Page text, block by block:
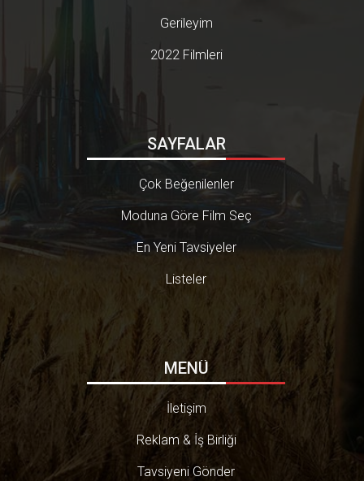
Gerileyim
2022 Filmleri
SAYFALAR
Çok Beğenilenler
Moduna Göre Film Seç
En Yeni Tavsiyeler
Listeler
MENÜ
İletişim
Reklam & İş Birliği
Tavsiyeni Gönder